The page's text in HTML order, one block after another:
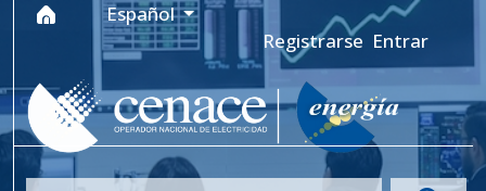
Ir al menú de navegación principal
Ir al contenido principal
Ir al pie de página del sitio
Idioma
Español
Registrarse Entrar